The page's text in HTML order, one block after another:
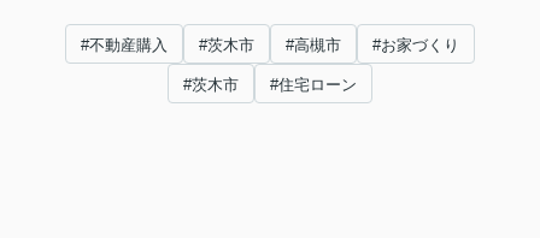
#不動産購入 #茨木市 #高槻市 #お家づくり
#茨木市 #住宅ローン